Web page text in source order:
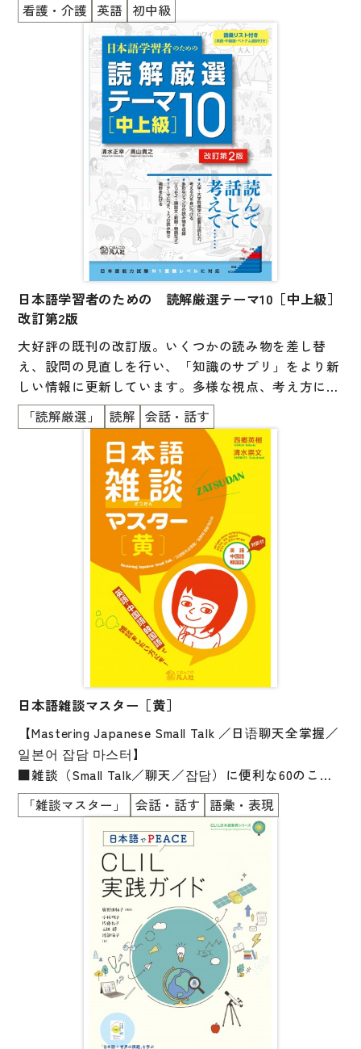
漢字・漢和辞典
語学・文法辞典
表現・用字用語辞典
比較文化辞典
教師用参考書
教室活動参考書
語彙・意味
文章・談話・表現
文法
表記
言語学
日本語教育事情
異文化間コミュニケーション
多言語社会・言語政策
アカデミック・スキル
介護の現場でよりよい人間関係を築くために必要な
「声かけ」に焦点をあてた教材。
基本の5大介助(移動・食事・排泄・衣類着脱・身体清
潔)を取り上げ、そこでの声かけ表現を機能面から整
さらに、介助の手順や介助知識も載せてあり、現場で
すぐに使えるように工夫してあります。
学習者だけでなく、介護の知識のない日本語教師が教
える際にも助けになります。
看護・介護 英語 初中級
日本語学習者のための 読解厳選テーマ10［中上級］
改訂第2版
大好評の既刊の改訂版。いくつかの読み物を差し替
え、設問の見直しを行い、「知識のサプリ」をより新
しい情報に更新しています。多様な視点、考え方に触
れられるように、１つのテーマにつき、2つの読み物
とコラムを掲載。「文章を読む」「自分の考えをまと
め、話す」「他者の考えを聞く」というプロセスの中
で、より広い視野を獲得し、主体的に考える力を養い
ます。＜英・中・ベトナム語の語彙リスト付き＞
「読解厳選」 読解 会話・話す
日本語雑談マスター［黄］
【Mastering Japanese Small Talk ／日语聊天全掌握／
일본어 잡담 마스터】
■雑談（Small Talk／聊天／잡담）に便利な60のこと
ば・表現が勉強できます
■12の雑談の秘訣（The Secret to Small Talk／聊天的
秘诀／잡담의 비결）も勉強できます
■会社員や大学生の自然な会話
■ひとりで勉強できます
■初級の勉強がおわったら、読んでみましょう
■自然な英語・中国語・韓国語の対訳付き
■英語・中国語・韓国語を学んでいる人にもおススメ
「雑談マスター」 会話・話す 語彙・表現